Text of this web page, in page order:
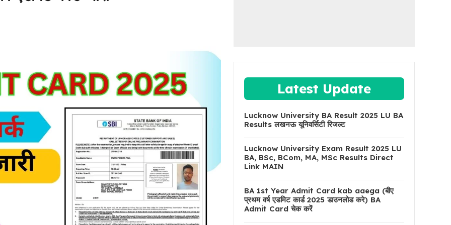
Latest Update
Lucknow University BA Result 2025 LU BA
Results लखनऊ यूनिवर्सिटी रिजल्ट
Lucknow University Exam Result 2025 LU
BA, BSc, BCom, MA, MSc Results Direct
Link MAIN
BA 1st Year Admit Card kab aaega (बीए
प्रथम वर्ष एडमिट कार्ड 2025 डाउनलोड करे) BA
Admit Card चेक करें